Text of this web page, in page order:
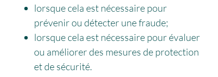
lorsque cela est nécessaire pour
prévenir ou détecter une fraude;
lorsque cela est nécessaire pour évaluer
ou améliorer des mesures de protection
et de sécurité.